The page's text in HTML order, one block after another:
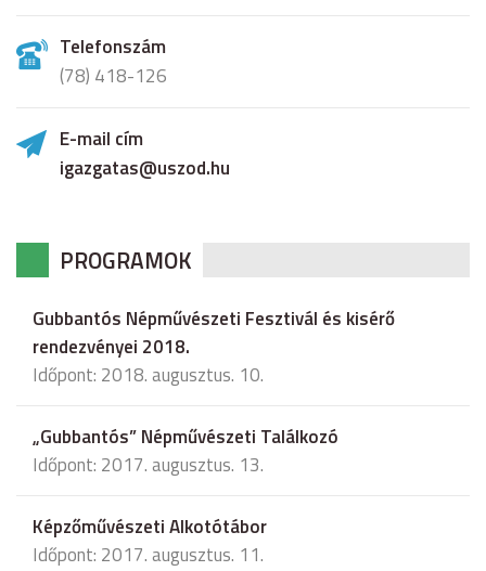
Telefonszám
(78) 418-126
E-mail cím
igazgatas@uszod.hu
PROGRAMOK
Gubbantós Népművészeti Fesztivál és kisérő
rendezvényei 2018.
Időpont: 2018. augusztus. 10.
„Gubbantós” Népművészeti Találkozó
Időpont: 2017. augusztus. 13.
Képzőművészeti Alkotótábor
Időpont: 2017. augusztus. 11.